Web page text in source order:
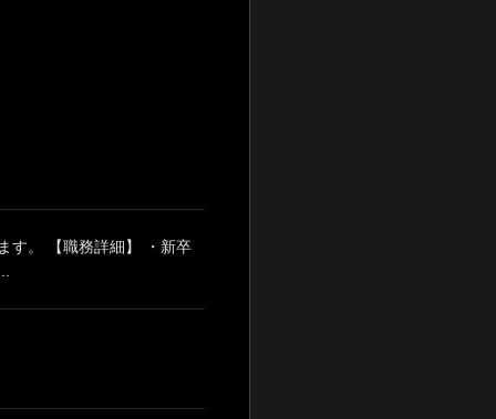
す。 【職務詳細】 ・新卒